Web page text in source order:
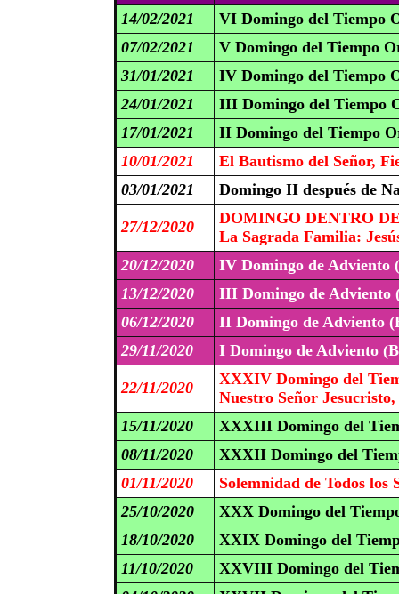
14/02/2021
VI Domingo del Tiempo
07/02/2021
V Domingo del Tiempo
31/01/2021
IV Domingo del Tiempo
24/01/2021
III Domingo del Tiempo
17/01/2021
II Domingo del Tiempo
10/01/2021
El Bautismo del Señor,
03/01/2021
Domingo II después de
27/12/2020
DOMINGO DENTRO
La Sagrada Familia:
20/12/2020
IV Domingo de Adviento
13/12/2020
III Domingo de Adviento
06/12/2020
II Domingo de Adviento
29/11/2020
I Domingo de Adviento
22/11/2020
XXXIV Domingo del
Nuestro Señor
15/11/2020
XXXIII Domingo del
08/11/2020
XXXII Domingo del
01/11/2020
Solemnidad de Todos los
25/10/2020
XXX Domingo del
18/10/2020
XXIX Domingo del
11/10/2020
XXVIII Domingo del